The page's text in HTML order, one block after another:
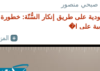
صبحي منصور
على طريق إنكار السُّنّة: خطورة
على ا�